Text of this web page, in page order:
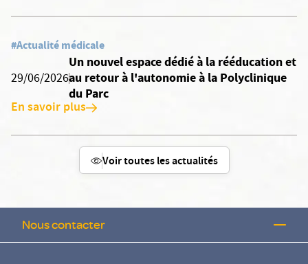
#Actualité médicale
29/06/2026
Un nouvel espace dédié à la rééducation et
au retour à l'autonomie à la Polyclinique
du Parc
En savoir plus
Voir toutes les actualités
Nous contacter